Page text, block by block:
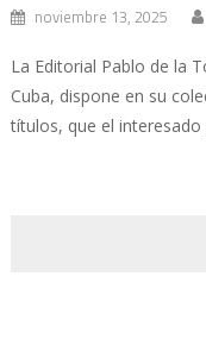
noviembre 13, 2025
La Editorial Pablo de la
Cuba, dispone en su
títulos, que el interesado